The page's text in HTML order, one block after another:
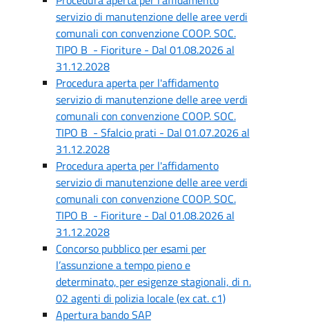
servizio di manutenzione delle aree verdi
comunali con convenzione COOP. SOC.
TIPO B - Fioriture - Dal 01.08.2026 al
31.12.2028
Procedura aperta per l'affidamento
servizio di manutenzione delle aree verdi
comunali con convenzione COOP. SOC.
TIPO B - Sfalcio prati - Dal 01.07.2026 al
31.12.2028
Procedura aperta per l'affidamento
servizio di manutenzione delle aree verdi
comunali con convenzione COOP. SOC.
TIPO B - Fioriture - Dal 01.08.2026 al
31.12.2028
Concorso pubblico per esami per
l’assunzione a tempo pieno e
determinato, per esigenze stagionali, di n.
02 agenti di polizia locale (ex cat. c1)
Apertura bando SAP